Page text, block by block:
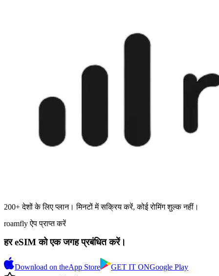
200+ देशों के लिए प्लान। मिनटों में सक्रिय करें, कोई रोमिंग शुल्क नहीं।
roamfly ऐप प्राप्त करें
हर eSIM को एक जगह प्रबंधित करें।
Download on theApp Store GET IT ONGoogle Play